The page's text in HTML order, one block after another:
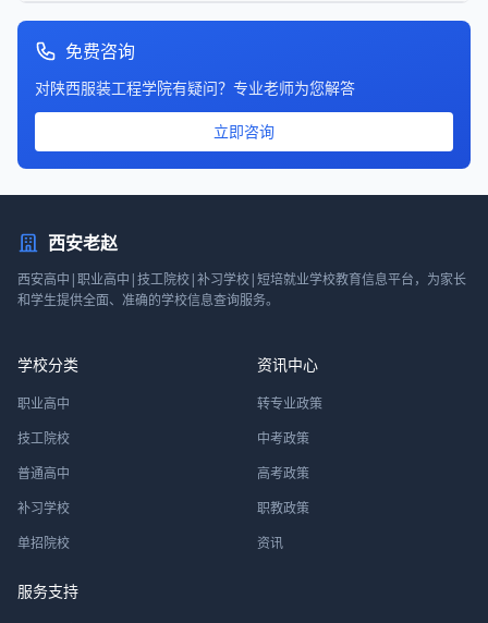
免费咨询
对陕西服装工程学院有疑问？专业老师为您解答
立即咨询
西安老赵
西安高中|职业高中|技工院校|补习学校|短培就业学校教育信息平台，为家长
和学生提供全面、准确的学校信息查询服务。
学校分类
职业高中
技工院校
普通高中
补习学校
单招院校
资讯中心
转专业政策
中考政策
高考政策
职教政策
资讯
服务支持